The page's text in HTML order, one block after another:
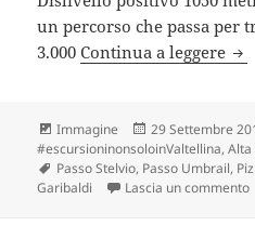
un percorso che passa per
3.000Continua a leggere
Formato
Immagine
Scritto
il
29 Settembre
#escursioninonsoloinValtellina,Alta
Tag
Passo Stelvio, Passo Umbrail,
Garibaldi
Lascia un commento